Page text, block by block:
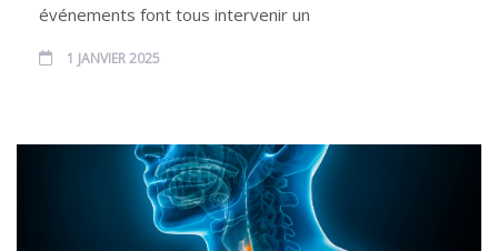
événements font tous intervenir un
1 JANVIER 2025